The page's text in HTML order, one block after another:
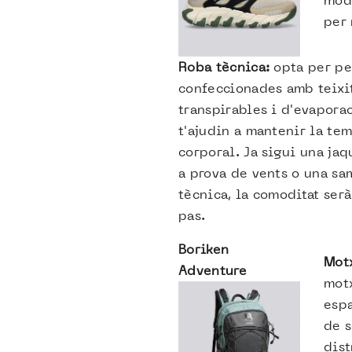
per
Roba tècnica: opta per
confeccionades amb
transpirables i
t'ajudin a mantenir la
corporal. Ja sigui una
a prova de vents o una
tècnica, la comoditat
pas.
Boriken
Adventure
de